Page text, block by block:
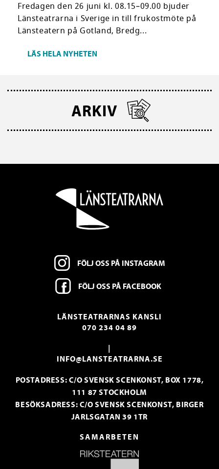
Fredagen den 26 juni kl. 08.15–09.00 bjuder
Länsteatrarna i Sverige in till frukostmöte på
Länsteatern på Gotland, Bredg...
LÄS HELA NYHETEN
ARKIV
FÖLJ OSS PÅ INSTAGRAM
FÖLJ OSS PÅ FACEBOOK
LÄNSTEATRARNAS KANSLI
070 234 04 89
|
INFO@LANSTEATRARNA.SE
POSTADRESS: C/O SVENSK SCENKONST, BOX 1778,
111 87 STOCKHOLM
BESÖKSADRESS: C/O SVENSK SCENKONST, BIRGER
JARLSGATAN 39 1TR
SAMARBETEN